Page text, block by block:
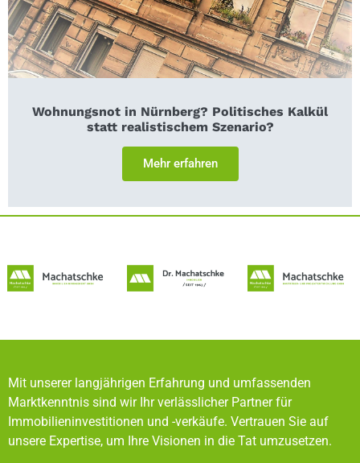
Wohnungsnot in Nürnberg? Politisches Kalkül
statt realistischem Szenario?
Mehr erfahren
Mit unserer langjährigen Erfahrung und umfassenden
Marktkenntnis sind wir Ihr verlässlicher Partner für
Immobilieninvestitionen und -verkäufe. Vertrauen Sie auf
unsere Expertise, um Ihre Visionen in die Tat umzusetzen.